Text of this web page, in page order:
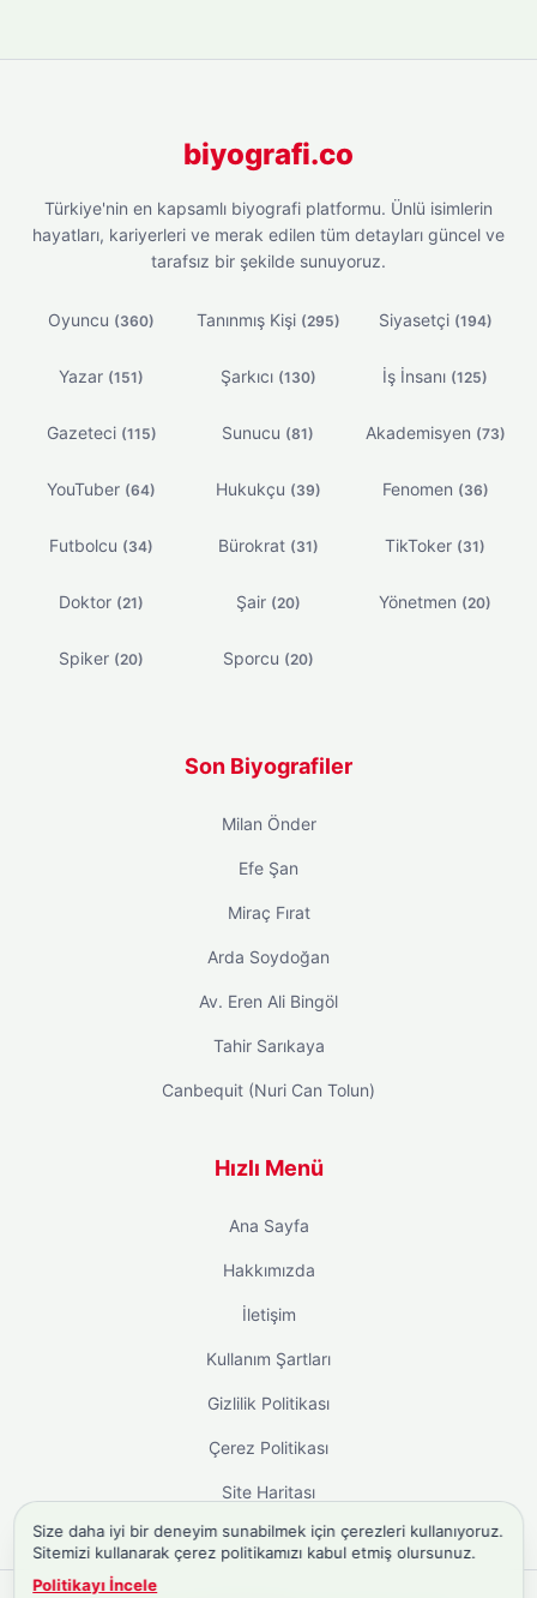
biyografi.co
Türkiye'nin en kapsamlı biyografi platformu. Ünlü isimlerin
hayatları, kariyerleri ve merak edilen tüm detayları güncel ve
tarafsız bir şekilde sunuyoruz.
Oyuncu (360) Tanınmış Kişi (295) Siyasetçi (194)
Yazar (151) Şarkıcı (130) İş İnsanı (125)
Gazeteci (115) Sunucu (81) Akademisyen (73)
YouTuber (64) Hukukçu (39) Fenomen (36)
Futbolcu (34) Bürokrat (31) TikToker (31)
Doktor (21) Şair (20) Yönetmen (20)
Spiker (20) Sporcu (20)
Son Biyografiler
Milan Önder
Efe Şan
Miraç Fırat
Arda Soydoğan
Av. Eren Ali Bingöl
Tahir Sarıkaya
Canbequit (Nuri Can Tolun)
Hızlı Menü
Ana Sayfa
Hakkımızda
İletişim
Kullanım Şartları
Gizlilik Politikası
Çerez Politikası
Site Haritası
Size daha iyi bir deneyim sunabilmek için çerezleri kullanıyoruz.
Sitemizi kullanarak çerez politikamızı kabul etmiş olursunuz.
Politikayı İncele